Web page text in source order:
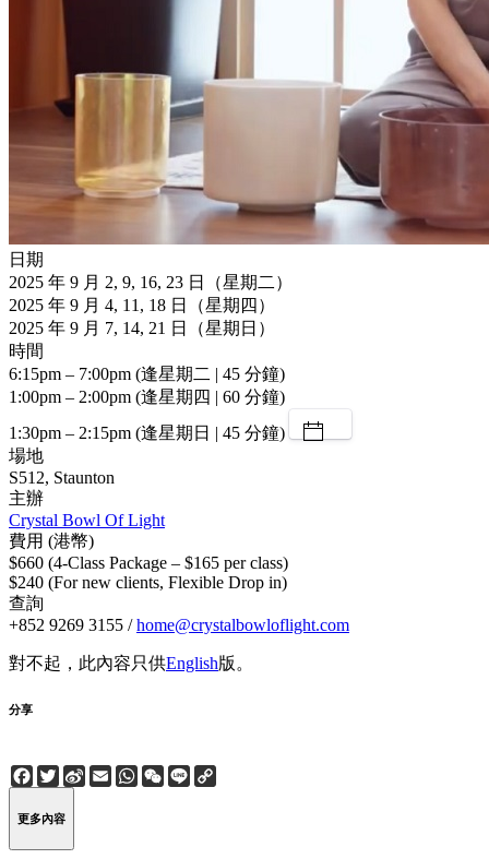
日期
2025 年 9 月 2, 9, 16, 23 日（星期二）
2025 年 9 月 4, 11, 18 日（星期四）
2025 年 9 月 7, 14, 21 日（星期日）
時間
6:15pm – 7:00pm (逢星期二 | 45 分鐘)
1:00pm – 2:00pm (逢星期四 | 60 分鐘)
1:30pm – 2:15pm (逢星期日 | 45 分鐘)
場地
S512, Staunton
主辦
Crystal Bowl Of Light
費用 (港幣)
$660 (4-Class Package – $165 per class)
$240 (For new clients, Flexible Drop in)
查詢
+852 9269 3155 /home@crystalbowloflight.com
對不起，此內容只供English版。
分享
Facebook
Twitter
Sina
Weibo
EmailWhatsApp
WeChat
Line
更多內容